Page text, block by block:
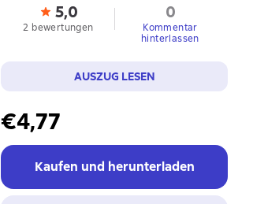
5,0
2 bewertungen
0
Kommentar
hinterlassen
AUSZUG LESEN
€4,77
Kaufen und herunterladen